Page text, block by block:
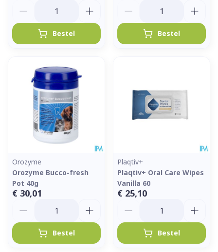
Bestel Bestel
Orozyme
Orozyme Bucco-fresh
Pot 40g
€ 30,01
Bestel
Plaqtiv+
Plaqtiv+ Oral Care Wipes
Vanilla 60
€ 25,10
Bestel